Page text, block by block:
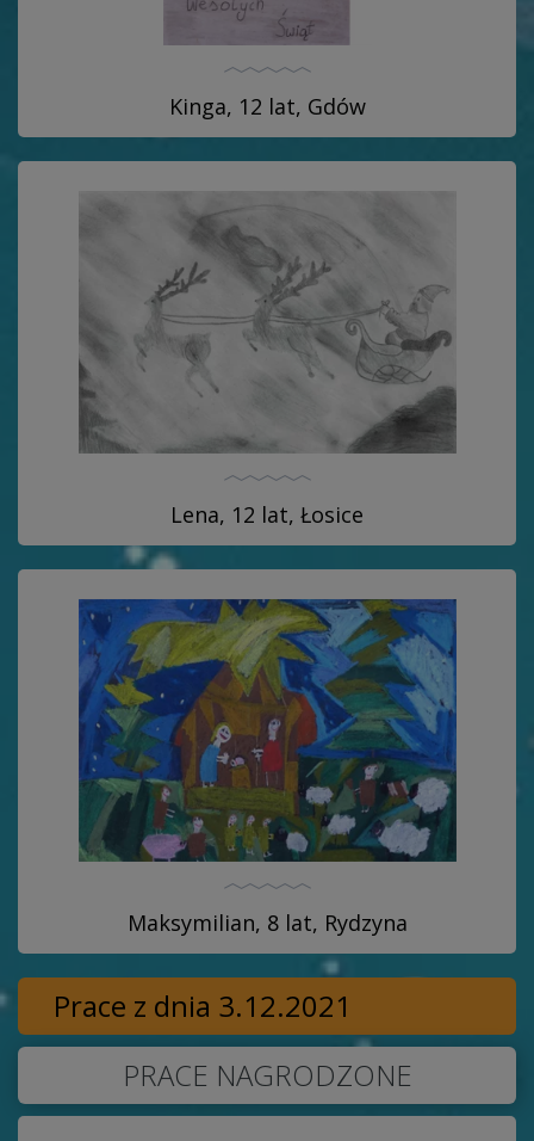
Kinga, 12 lat, Gdów
Lena, 12 lat, Łosice
Maksymilian, 8 lat, Rydzyna
Prace z dnia 3.12.2021
PRACE NAGRODZONE